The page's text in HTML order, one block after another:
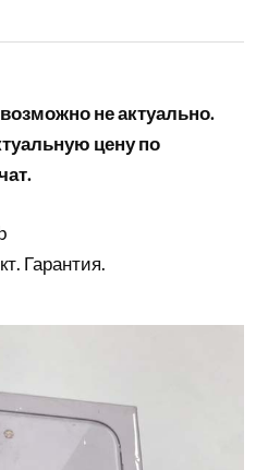
не актуально.
цену по
Гарантия.